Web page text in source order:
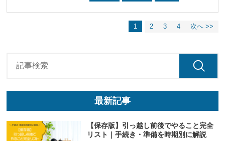
1 2 3 4 次へ >>
最新記事
【保存版】引っ越し前後でやること完全
リスト｜手続き・準備を時期別に解説